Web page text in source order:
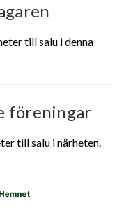
till salu i denna
föreningar
till salu i närheten.